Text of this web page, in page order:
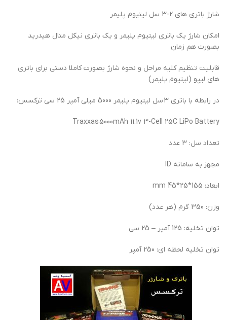
شارژ باتری های 2-3 سل لیتیوم پلیمر
امکان شارژ یک باتری لیتیوم پلیمر و یک باتری نیکل متال هیدرید
بصورت هم زمان
قابلیت تنظیم کلیه مراحل و نحوه شارژ بصورت کاملا دستی برای باتری
های لیپو (لیتیوم پلیمر)
در رابطه با باتری 3 سل لیتیوم پلیمر 5000 میلی آمپر 25 سی ترکسس:
Traxxas 5000mAh 11.1v 3-Cell 25C LiPo Battery
تعداد سل: 3 عدد
مجهز به سامانه ID
ابعاد: 155*25*45 mm
وزن: 350 گرم (هر عدد)
توان تخلیه: 125 آمپر – 25 سی
توان تخلیه لحظه ای: 250 آمپر